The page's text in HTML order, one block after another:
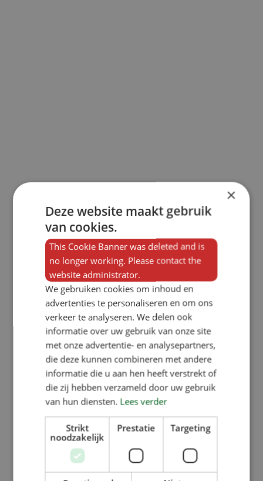
×
Deze website maakt gebruik
van cookies.
This Cookie Banner was deleted and is
no longer working. Please contact the
website administrator.
We gebruiken cookies om inhoud en
advertenties te personaliseren en om ons
verkeer te analyseren. We delen ook
informatie over uw gebruik van onze site
met onze advertentie- en analysepartners,
die deze kunnen combineren met andere
informatie die u aan hen heeft verstrekt of
die zij hebben verzameld door uw gebruik
van hun diensten. Lees verder
Strikt
noodzakelijk
Prestatie Targeting